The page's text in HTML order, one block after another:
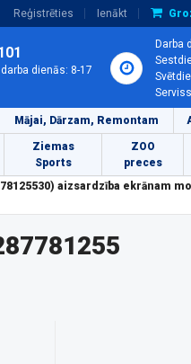
Reģistrēties Ienākt
dienās: 8-17
Darba
Mājai, Dārzam, Remontam
Ziemas
Sports
ZOO
preces
aizsardzība ekrānam